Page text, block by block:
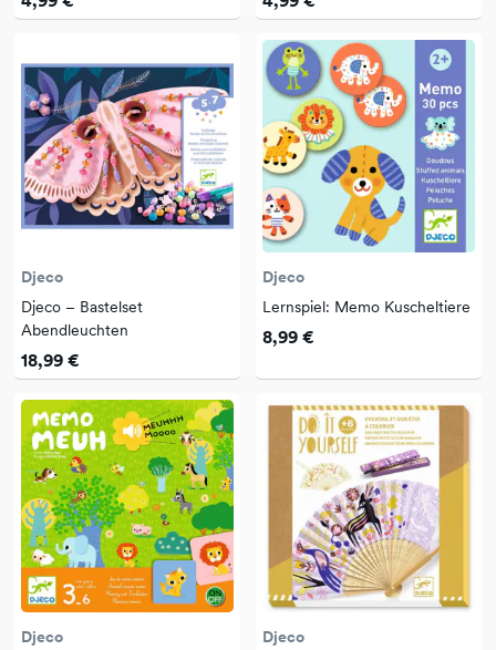
Djeco
Djeco – Bastelset
Abendleuchten
18,99 €
Djeco
Lernspiel: Memo Kuscheltiere
8,99 €
Djeco
Djeco